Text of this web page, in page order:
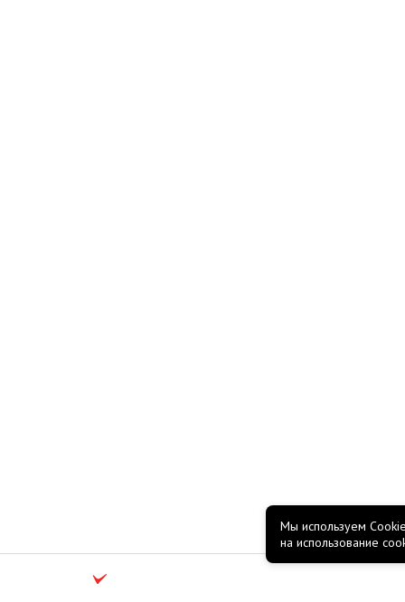
Мы используем
на использование